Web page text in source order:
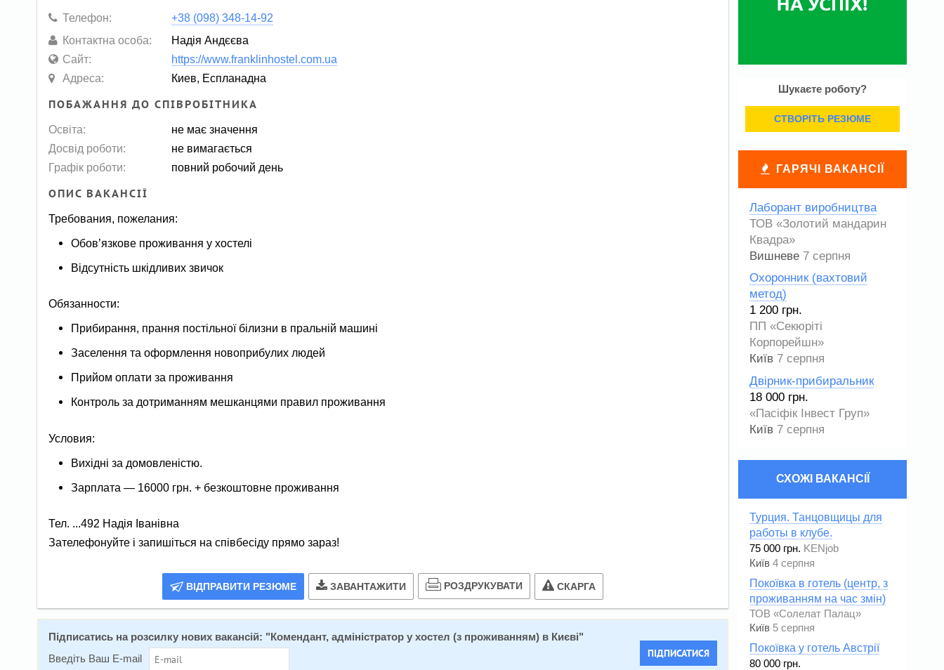
Телефон:
+38 (098) 348-14-92
Контактна особа:
Надія Андєєва
Сайт:
https://www.franklinhostel.com.ua
Адреса:
Киев, Еспланадна
ПОБАЖАННЯ ДО СПІВРОБІТНИКА
Освіта:
не має значення
Досвід роботи:
не вимагається
Графік роботи:
повний робочий день
ОПИС ВАКАНСІЇ
Требования, пожелания:
Обов’язкове проживання у хостелі
Відсутність шкідливих звичок
Обязанности:
Прибирання, прання постільної білизни в пральній машині
Заселення та оформлення новоприбулих людей
Прийом оплати за проживання
Контроль за дотриманням мешканцями правил проживання
Условия:
Вихідні за домовленістю.
Зарплата — 16000 грн. + безкоштовне проживання
Тел. ...492 Надія Іванівна
Зателефонуйте і запишіться на співбесіду прямо зараз!
ВІДПРАВИТИ РЕЗЮМЕ ЗАВАНТАЖИТИ РОЗДРУКУВАТИ СКАРГА
Підписатись на розсилку нових вакансій: " Комендант, адміністратор у хостел (з проживанням) в Києві"
Введіть Ваш E-mail
ПІДПИСАТИСЯ
Шукаєте роботу?
СТВОРІТЬ РЕЗЮМЕ
ГАРЯЧІ ВАКАНСІЇ
Лаборант виробництва
ТОВ «Золотий мандарин
Квадра»
Вишневе 7 серпня
Охоронник (вахтовий
метод)
1 200 грн.
ПП «Секюріті
Корпорейшн»
Київ 7 серпня
Двірник-прибиральник
18 000 грн.
«Пасіфік Інвест Груп»
Київ 7 серпня
СХОЖІ ВАКАНСІЇ
Турция. Танцовщицы для
работы в клубе.
75 000 грн. KENjob
Київ 4 серпня
Покоївка в готель (центр, з
проживанням на час змін)
ТОВ «Солелат Палац»
Київ 5 серпня
Покоївка у готель Австрії
80 000 грн.